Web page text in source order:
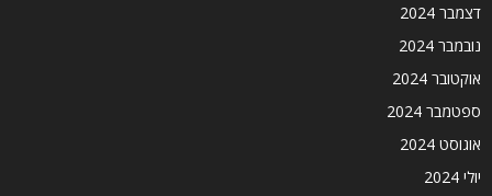
דצמבר 2024
נובמבר 2024
אוקטובר 2024
ספטמבר 2024
אוגוסט 2024
יולי 2024